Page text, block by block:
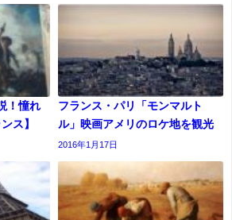
！憧れ
ス】
フランス・パリ「モンマルト
ル」映画アメリのロケ地を観光
2016年1月17日